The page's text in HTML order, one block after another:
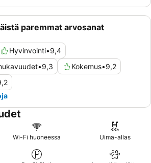
paremmat arvosanat
Hyvinvointi•9,4
•9,3 Kokemus•9,2
Wi-Fi huoneessa Uima-allas